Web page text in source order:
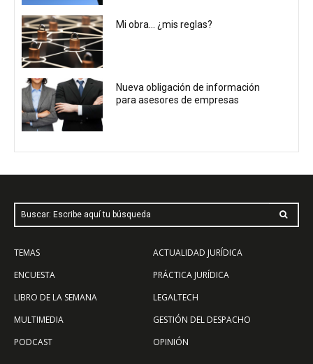
Mi obra… ¿mis reglas?
Nueva obligación de información
para asesores de empresas
Buscar: Escribe aquí tu búsqueda
TEMAS
ENCUESTA
LIBRO DE LA SEMANA
MULTIMEDIA
PODCAST
ACTUALIDAD JURÍDICA
PRÁCTICA JURÍDICA
LEGALTECH
GESTIÓN DEL DESPACHO
OPINIÓN